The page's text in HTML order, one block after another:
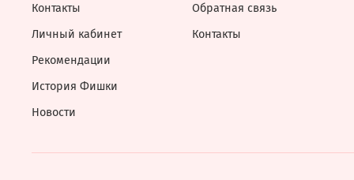
Контакты
Личный кабинет
Рекомендации
История Фишки
Новости
Обратная связь
Контакты